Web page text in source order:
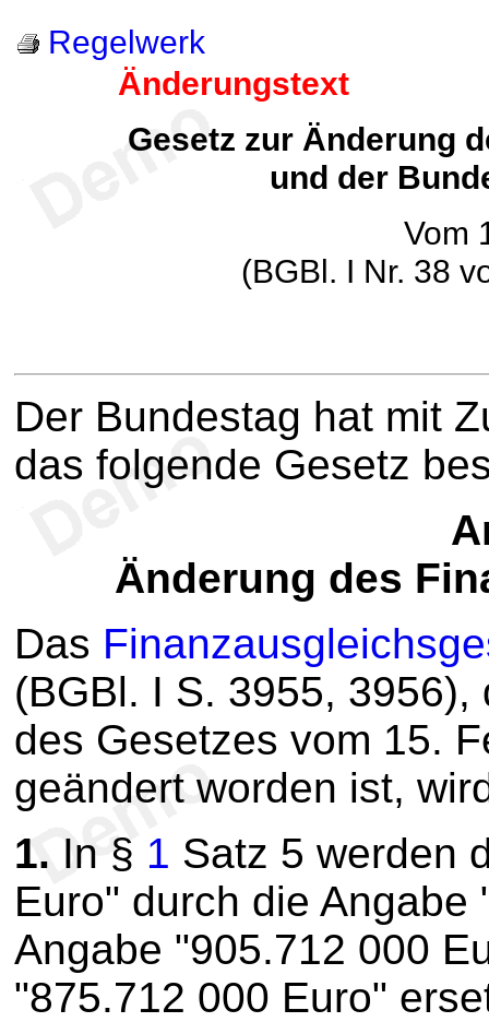
Regelwerk
Änderungstext
Gesetz zur Änderung
und der
Vom
(BGBl. I Nr. 38
Der Bundestag hat mit
das folgende Gesetz
Änderung des
Das
(BGBl. I S. 3955,
des Gesetzes vom 15.
geändert worden ist,
1. In § 1 Satz 5 werden
Euro" durch die
Angabe "905.712 000
"875.712 000 Euro"